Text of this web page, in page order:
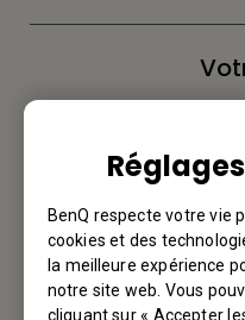
BenQ respecte votre vie
cookies et des
la meilleure expérience
notre site web. Vous
cliquant sur « Accepter
3200 Park Center Drive,
Tel: +1-714-559-4900
Fax: +1-714-557-0200